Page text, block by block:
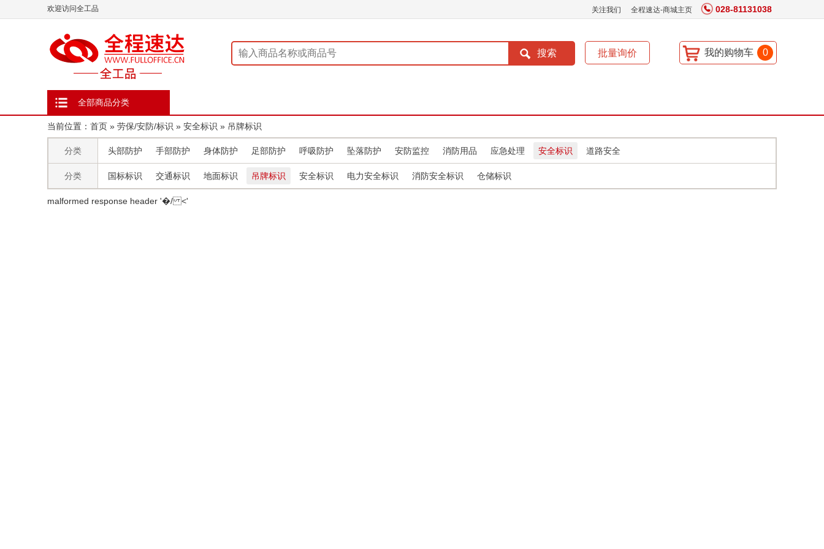
欢迎访问全工品 关注我们 全程速达-商城主页 028-81131038
我的购物车 0
全部商品分类
当前位置： 首页 » 劳保/安防/标识 » 安全标识 » 吊牌标识
分类 头部防护 手部防护 身体防护 足部防护 呼吸防护 坠落防护 安防监控 消防用品 应急处理 安全标识 道路安全
分类 国标标识 交通标识 地面标识 吊牌标识 安全标识 电力安全标识 消防安全标识 仓储标识
malformed response header ' �/ <'